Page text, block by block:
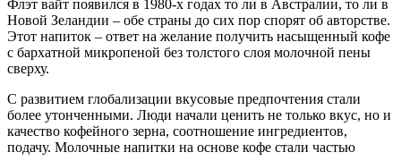
Флэт вайт появился в 1980-х годах то ли в Австралии, то ли в
Новой Зеландии – обе страны до сих пор спорят об авторстве.
Этот напиток – ответ на желание получить насыщенный кофе
с бархатной микропеной без толстого слоя молочной пены
сверху.
С развитием глобализации вкусовые предпочтения стали
более утонченными. Люди начали ценить не только вкус, но и
качество кофейного зерна, соотношение ингредиентов,
подачу. Молочные напитки на основе кофе стали частью